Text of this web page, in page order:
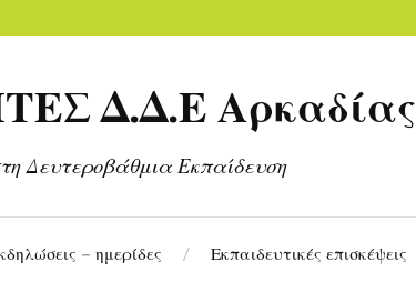
Δ.Δ.Ε Αρκαδίας
Δευτεροβάθμια Εκπαίδευση
– ημερίδες Εκπαιδευτικές επισκέψεις